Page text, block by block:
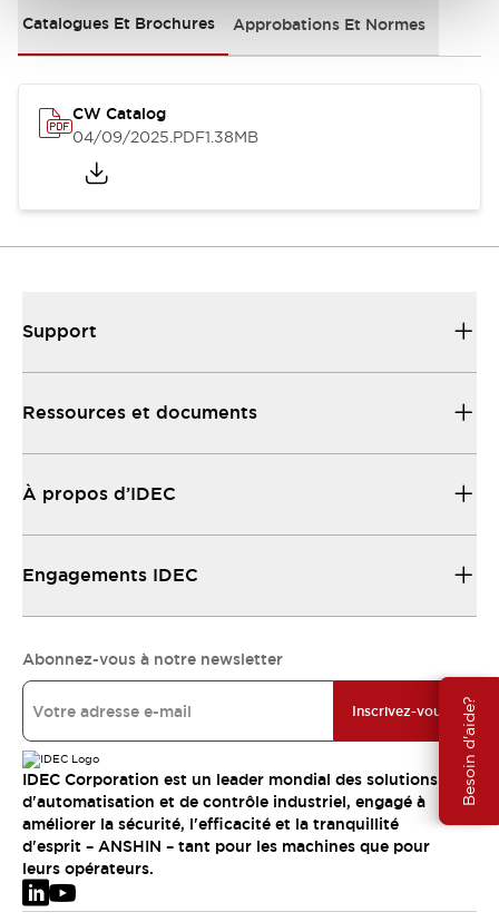
Besoin d'aide?
Catalogues Et Brochures Approbations Et Normes
CW Catalog
04/09/2025.PDF1.38MB
Support
Ressources et documents
À propos d’IDEC
Engagements IDEC
Abonnez-vous à notre newsletter
Inscrivez-vous
IDEC Corporation est un leader mondial des solutions
d'automatisation et de contrôle industriel, engagé à
améliorer la sécurité, l'efficacité et la tranquillité
d'esprit – ANSHIN – tant pour les machines que pour
leurs opérateurs.